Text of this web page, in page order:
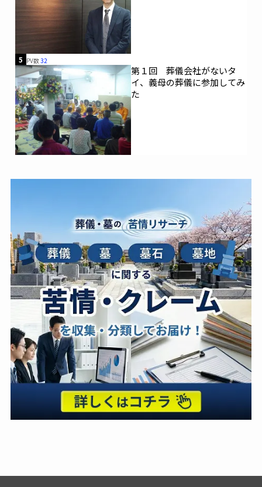
5 PV数32
第１回 葬儀会社がないタ
イ、義母の葬儀に参加してみ
た